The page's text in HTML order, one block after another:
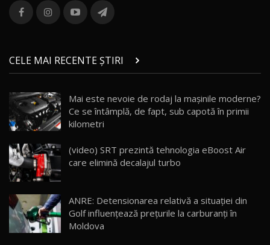
13
combină aventura cu luxul / AutoBlog.MD
36:08
chinez care face lumea să se întoarcă după el
/ AutoBlog.MD
17:27
15 14:37
16
AutoBlogMD
13:10
17 20:06
CELE MAI RECENTE ȘTIRI
Mai este nevoie de rodaj la mașinile moderne?
Ce se întâmplă, de fapt, sub capotă în primii
kilometri
(video) SRT prezintă tehnologia eBoost Air
care elimină decalajul turbo
ANRE: Detensionarea relativă a situației din
Golf influențează prețurile la carburanți în
Moldova